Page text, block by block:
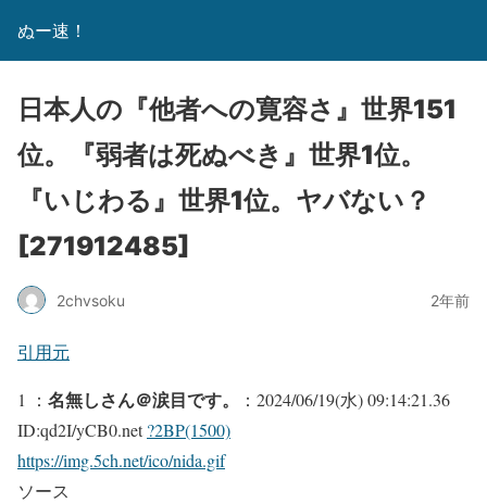
ぬー速！
日本人の『他者への寛容さ』世界151
位。『弱者は死ぬべき』世界1位。
『いじわる』世界1位。ヤバない？
[271912485]
2chvsoku 2年前
引用元
1 ： 名無しさん＠涙目です。
：2024/06/19(水) 09:14:21.36
ID:qd2I/yCB0.net?2BP(1500)
https://img.5ch.net/ico/nida.gif
ソース